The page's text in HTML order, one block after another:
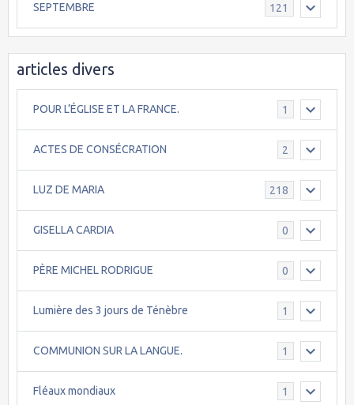
SEPTEMBRE 121
articles divers
POUR L’ÉGLISE ET LA FRANCE. 1
ACTES DE CONSÉCRATION 2
LUZ DE MARIA 218
GISELLA CARDIA 0
PÈRE MICHEL RODRIGUE 0
Lumière des 3 jours de Ténèbre 1
COMMUNION SUR LA LANGUE. 1
Fléaux mondiaux 1